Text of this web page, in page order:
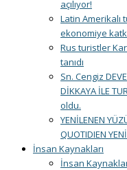
açılıyor!
Latin Amerikalı
ekonomiye
Rus turistler
tanıdı
Sn. Cengiz
DİKKAYA İLE
oldu.
YENİLENEN
QUOTIDIEN
İnsan Kaynakları
İnsan